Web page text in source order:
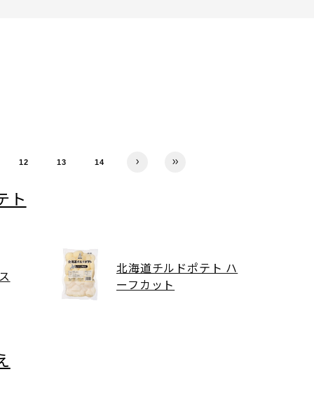
12 13 14
ト
北海道チルドポテト ハ
ーフカット